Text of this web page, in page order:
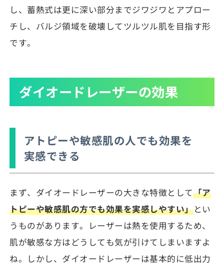
し、蓄熱式は更に深い部分までジワジワとアプロー
チし、バルジ領域を破壊してツルツル肌を目指す形
です。
ダイオードレーザーの効果
アトピーや敏感肌の人でも効果を
実感できる
まず、ダイオードレーザーの大きな特徴として「ア
トピーや敏感肌の方でも効果を実感しやすい」とい
うものがあります。レーザーは熱を使用するため、
肌が敏感な方はどうしても気が引けてしまいますよ
ね。しかし、ダイオードレーザーは基本的に低出力